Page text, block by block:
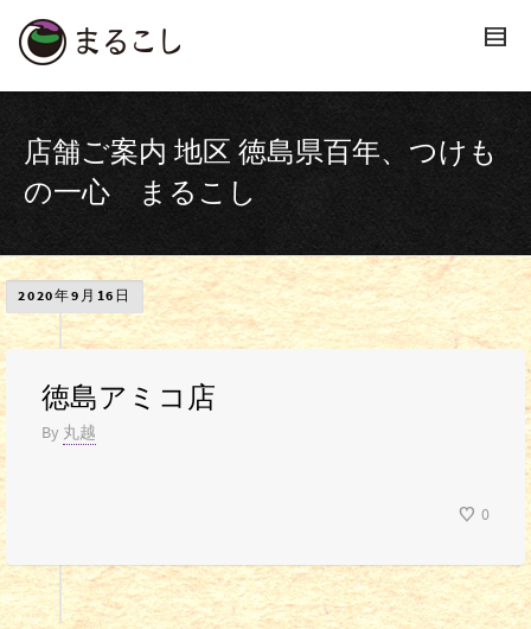
店舗ご案内 地区 徳島県百年、つけも
の一心 まるこし
2020年9月16日
徳島アミコ店
By 丸越
0